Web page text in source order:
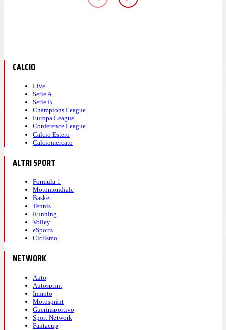
CALCIO
Live
Serie A
Serie B
Champions League
Europa League
Conference League
Calcio Estero
Calciomercato
ALTRI SPORT
Formula 1
Motomondiale
Basket
Tennis
Running
Volley
eSports
Ciclismo
NETWORK
Auto
Autosprint
Inmoto
Motosprint
Guerinsportivo
Sport Network
Fantacup